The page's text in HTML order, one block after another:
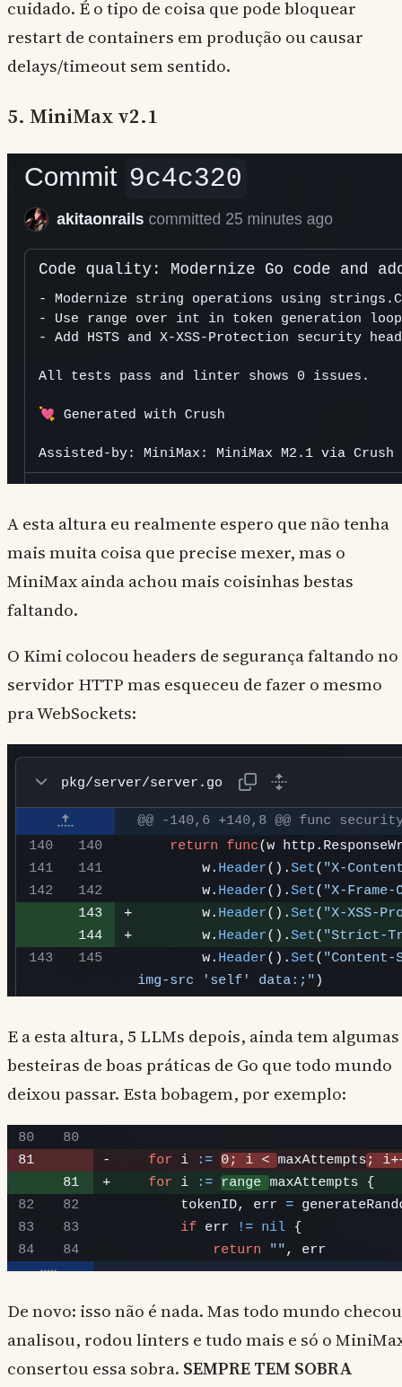
cuidado. É o tipo de coisa que pode bloquear
restart de containers em produção ou causar
delays/timeout sem sentido.
5. MiniMax v2.1
A esta altura eu realmente espero que não tenha
mais muita coisa que precise mexer, mas o
MiniMax ainda achou mais coisinhas bestas
faltando.
O Kimi colocou headers de segurança faltando no
servidor HTTP mas esqueceu de fazer o mesmo
pra WebSockets:
E a esta altura, 5 LLMs depois, ainda tem algumas
besteiras de boas práticas de Go que todo mundo
deixou passar. Esta bobagem, por exemplo:
De novo: isso não é nada. Mas todo mundo
analisou, rodou linters e tudo mais e só o
consertou essa sobra. SEMPRE TEM SOBRA